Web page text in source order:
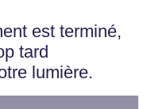
est terminé,
tard
lumière.